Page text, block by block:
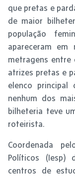
que pretas e
de maior
população
apareceram
metragens entre
atrizes pretas e
elenco principal
nenhum dos
bilheteria teve
roteirista.
Coordenada
Políticos (Iesp)
centros de